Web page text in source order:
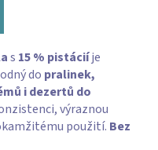
s 15 % pistáciíje
do pralinek,
i dezertů do
výraznou
použití. Bez